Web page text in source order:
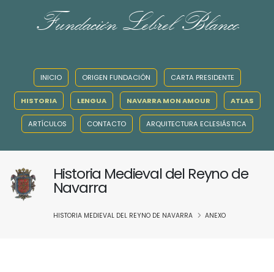
Fundación Lebrel Blanco
INICIO ORIGEN FUNDACIÓN CARTA PRESIDENTE
HISTORIA LENGUA NAVARRA MON AMOUR ATLAS
ARTÍCULOS CONTACTO ARQUITECTURA ECLESIÁSTICA
Historia Medieval del Reyno de
Navarra
HISTORIA MEDIEVAL DEL REYNO DE NAVARRA ANEXO